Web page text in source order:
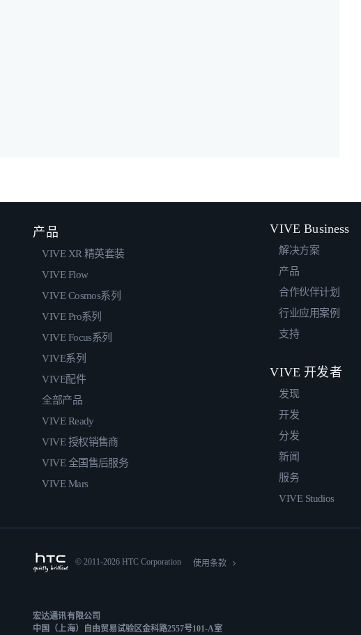
产品
VIVE XR 精英套装
VIVE Flow
VIVE Cosmos系列
VIVE Pro系列
VIVE Focus系列
VIVE系列
VIVE配件
全部产品
VIVE Ready
VIVE 授权销售商
VIVE 全国售后服务
VIVE Mars
VIVE Business
解决方案
产品
合作伙伴计划
行业应用案例
支持
VIVE 开发者
发现
开发
分发
新闻
服务
VIVE Studios
© 2011-2026 HTC Corporation 使用条款
宏达通讯有限公司
中国（上海）自由贸易试验区金科路2557号101-A室